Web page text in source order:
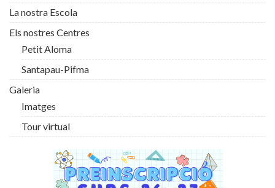
La nostra Escola
Els nostres Centres
Petit Aloma
Santapau-Pifma
Galeria
Imatges
Tour virtual